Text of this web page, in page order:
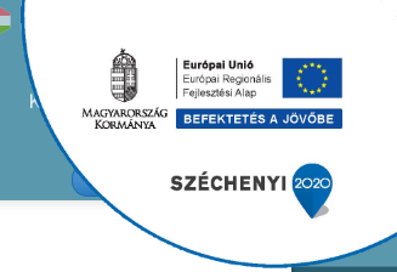
KAPCSOLAT
ALKOTÁS KFT/FACEBOOK